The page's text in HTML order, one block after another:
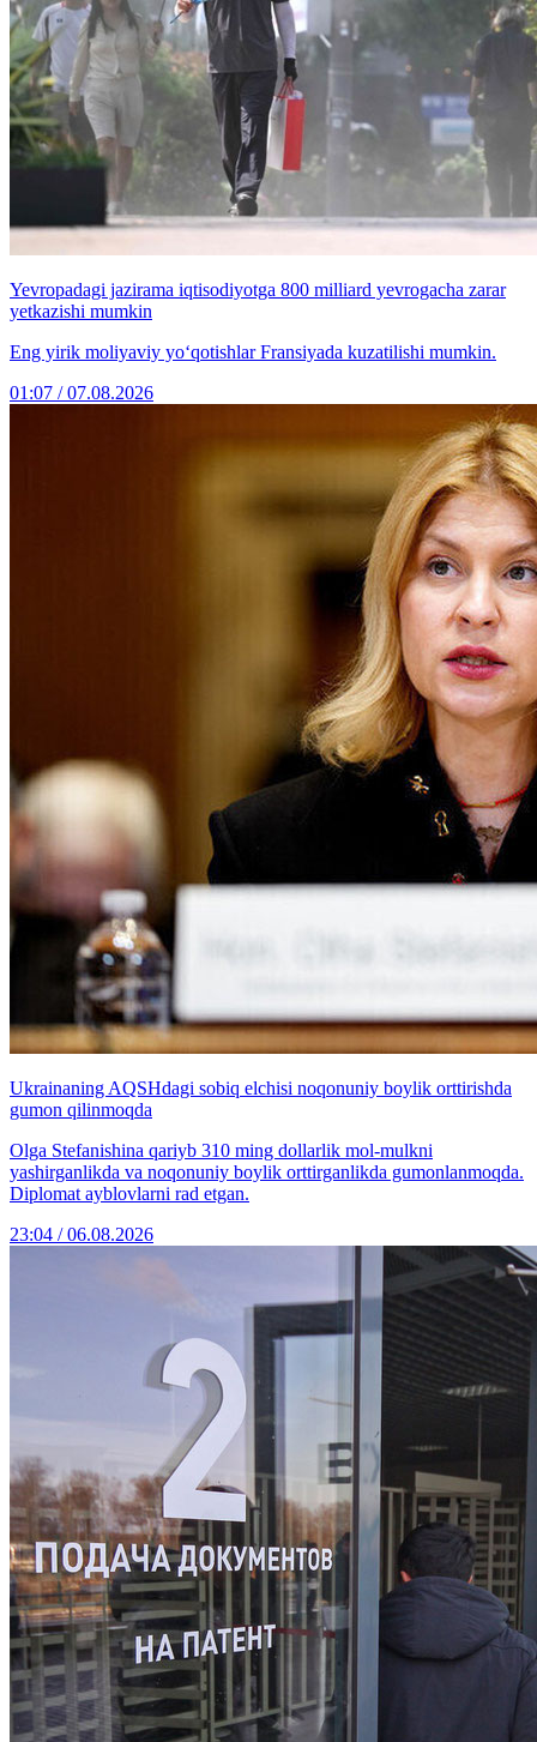
Yevropadagi jazirama iqtisodiyotga 800 milliard yevrogacha zarar
yetkazishi mumkin
Eng yirik moliyaviy yo‘qotishlar Fransiyada kuzatilishi mumkin.
01:07 / 07.08.2026
Ukrainaning AQSHdagi sobiq elchisi noqonuniy boylik orttirishda
gumon qilinmoqda
Olga Stefanishina qariyb 310 ming dollarlik mol-mulkni
yashirganlikda va noqonuniy boylik orttirganlikda gumonlanmoqda.
Diplomat ayblovlarni rad etgan.
23:04 / 06.08.2026